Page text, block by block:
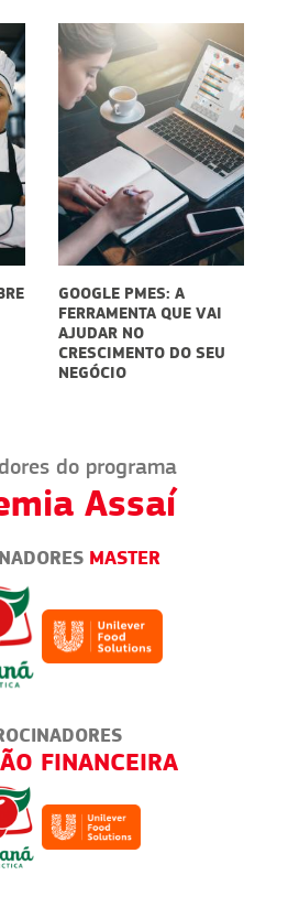
GOOGLE PMES: A
FERRAMENTA QUE VAI
AJUDAR NO
CRESCIMENTO DO SEU
NEGÓCIO
do programa
Assaí
MASTER
FINANCEIRA